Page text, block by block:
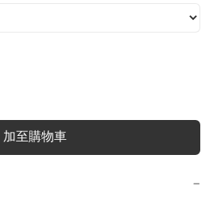
加至購物車
−